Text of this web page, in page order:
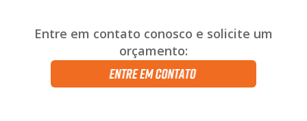
Entre em contato conosco e solicite um
orçamento: